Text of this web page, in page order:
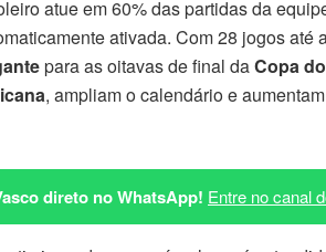
atue em 60% das partidas da
ativada. Com 28 jogos até
para as oitavas de final daCopa
, ampliam o calendário e
direto no WhatsApp! Entre no canal